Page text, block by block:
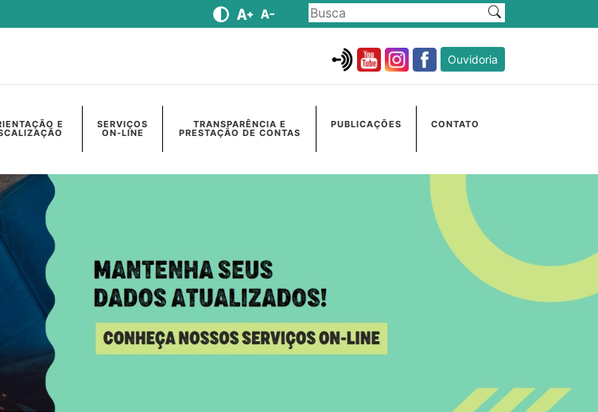
Ouvidoria
E SERVIÇOS
ON-LINE
TRANSPARÊNCIA E
PRESTAÇÃO DE CONTAS
PUBLICAÇÕES CONTATO